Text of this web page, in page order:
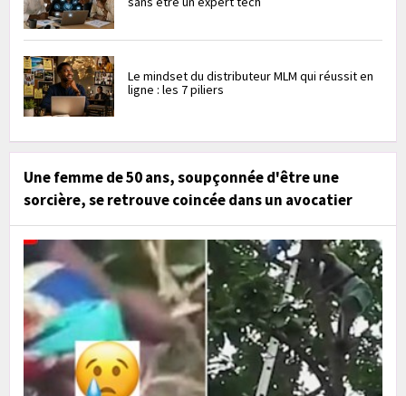
Le mindset du distributeur MLM qui réussit en
ligne : les 7 piliers
Une femme de 50 ans, soupçonnée d'être une
sorcière, se retrouve coincée dans un avocatier